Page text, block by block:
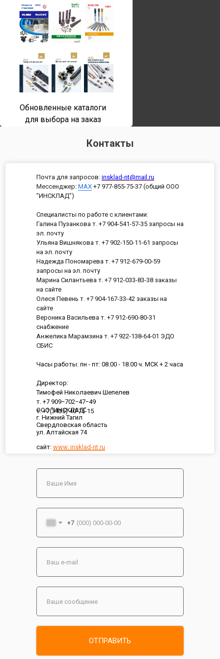
Обновленные каталоги
для выбора на заказ
Контакты
ООО "ИНСКЛАД"
г. Нижний Тагил
Свердловская область
ул. Алтайская 74
сайт: www. insklad-nt.ru
Почта для запросов: insklad-nt@mail.ru
Мессенджер: MAX +7 977-855-75-37 (общий ООО
"ИНСКЛАД")
Специалисты по работе с клиентами:
Галина Пузанкова т. +7 904-541-57-35 запросы на
эл. почту
Ульяна Вишнякова т. +7 902-150-11-61 запросы
на эл. почту
Надежда Пономарева т. +7 912-679-00-59
запросы на эл. почту
Марина Силантьева т. +7 912-033-83-38 заказы
на сайте
Олеся Певень т. +7 904-167-33-42 заказы на
сайте
Вероника Васильева т. +7 912-690-80-31
снабжение
Анжелика Марамзина т. +7 922-138-64-01 ЭДО
СБИС
Часы работы: пн - пт: 08.00 - 18.00 ч. МСК + 2 часа
Директор:
Тимофей Николаевич Шепелев
т. +7 909−702−47−49
т. +7(3435) 40-75-15
+7
ОТПРАВИТЬ